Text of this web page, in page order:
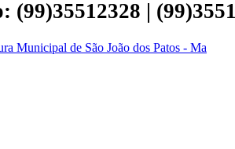
(99)35512328 |
Municipal de São João dos Patos - Ma